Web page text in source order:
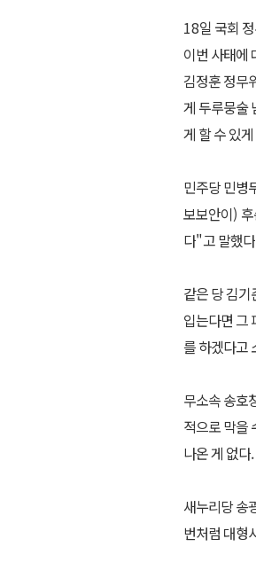
18일 국회
이번 사태에
김정훈 정무
게 두루뭉술
게 할 수 있
민주당 민병
보보안이)
다"고 말했다
같은 당 김
입는다면 그
를 하겠다고
무소속 송호
적으로 막을
나온 게 없다.
새누리당 송
번처럼 대형